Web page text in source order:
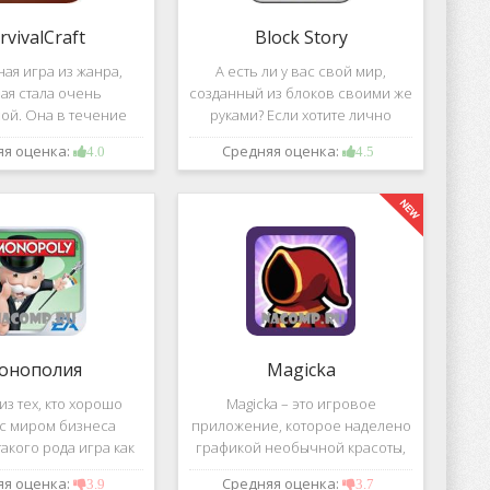
игра из жанра,
стала очень
Она в течение
временного
попала в список
качество графики,
оценка: 4.0
Block Story
А есть ли у вас свой мир,
созданный из блоков своими же
руками? Если хотите лично
воздвигнуть для себя такой мир,
тогда игра, которая называется
Средняя оценка: 4.5
тех, кто хорошо
миром бизнеса
рода игра как
настольная игра
оценка: 3.9
Magicka
Magicka – это игровое
приложение, которое наделено
графикой необычной красоты,
все персонажи в нем весьма
Средняя оценка: 3.7